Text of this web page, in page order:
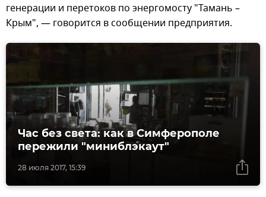
генерации и перетоков по энергомосту "Тамань –
Крым", — говорится в сообщении предприятия.
28 июля 2017, 15:39
Час без света: как в Симферополе
пережили "миниблэкаут"